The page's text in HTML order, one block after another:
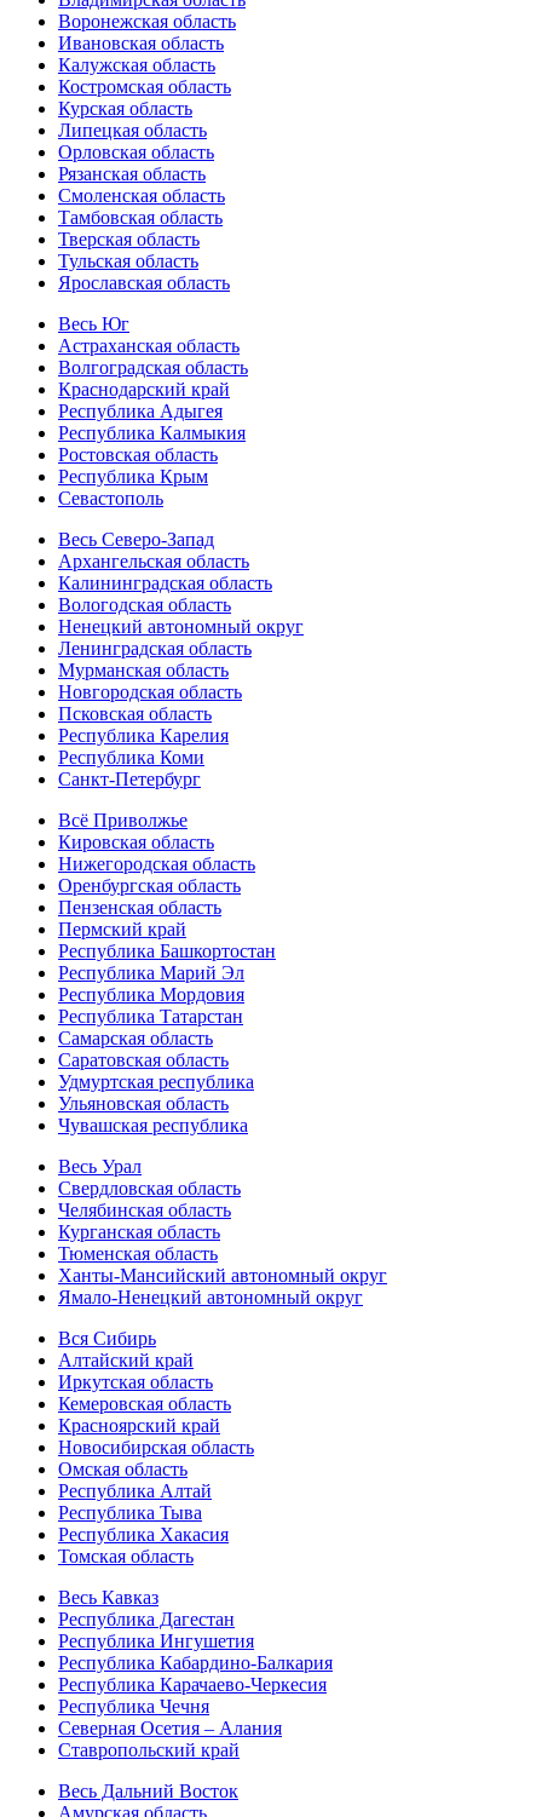
Воронежская область
Ивановская область
Калужская область
Костромская область
Курская область
Липецкая область
Орловская область
Рязанская область
Смоленская область
Тамбовская область
Тверская область
Тульская область
Ярославская область
Весь Юг
Астраханская область
Волгоградская область
Краснодарский край
Республика Адыгея
Республика Калмыкия
Ростовская область
Республика Крым
Севастополь
Весь Северо-Запад
Архангельская область
Калининградская область
Вологодская область
Ненецкий автономный округ
Ленинградская область
Мурманская область
Новгородская область
Псковская область
Республика Карелия
Республика Коми
Санкт-Петербург
Всё Приволжье
Кировская область
Нижегородская область
Оренбургская область
Пензенская область
Пермский край
Республика Башкортостан
Республика Марий Эл
Республика Мордовия
Республика Татарстан
Самарская область
Саратовская область
Удмуртская республика
Ульяновская область
Чувашская республика
Весь Урал
Свердловская область
Челябинская область
Курганская область
Тюменская область
Ханты-Мансийский автономный округ
Ямало-Ненецкий автономный округ
Вся Сибирь
Алтайский край
Иркутская область
Кемеровская область
Красноярский край
Новосибирская область
Омская область
Республика Алтай
Республика Тыва
Республика Хакасия
Томская область
Весь Кавказ
Республика Дагестан
Республика Ингушетия
Республика Кабардино-Балкария
Республика Карачаево-Черкесия
Республика Чечня
Северная Осетия – Алания
Ставропольский край
Весь Дальний Восток
Амурская область